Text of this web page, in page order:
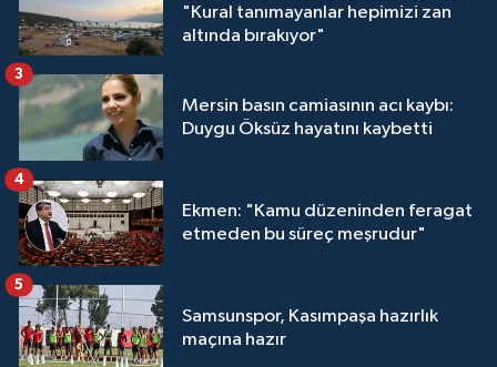
"Kural tanımayanlar hepimizi zan
altında bırakıyor"
Mersin basın camiasının acı kaybı:
Duygu Öksüz hayatını kaybetti
3
Ekmen: "Kamu düzeninden feragat
etmeden bu süreç meşrudur"
4
Samsunspor, Kasımpaşa hazırlık
maçına hazır
5